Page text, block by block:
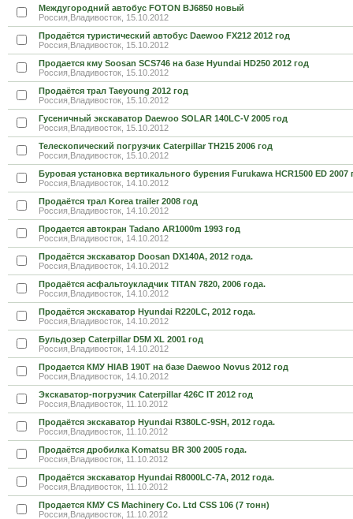
Междугородний автобус FOTON BJ6850 новый
Россия,Владивосток, 15.10.2012
Продаётся туристический автобус Daewoo FX212 2012 год
Россия,Владивосток, 15.10.2012
Продается кму Soosan SCS746 на базе Hyundai HD250 2012 год
Россия,Владивосток, 15.10.2012
Продаётся трал Taeyoung 2012 год
Россия,Владивосток, 15.10.2012
Гусеничный экскаватор Daewoo SOLAR 140LC-V 2005 год
Россия,Владивосток, 15.10.2012
Телескопический погрузчик Caterpillar TH215 2006 год
Россия,Владивосток, 15.10.2012
Буровая установка вертикального бурения Furukawa HCR1500 ED 2007
Россия,Владивосток, 14.10.2012
Продаётся трал Korea trailer 2008 год
Россия,Владивосток, 14.10.2012
Продается автокран Tadano AR1000m 1993 год
Россия,Владивосток, 14.10.2012
Продаётся экскаватор Doosan DX140A, 2012 года.
Россия,Владивосток, 14.10.2012
Продаётся асфальтоукладчик TITAN 7820, 2006 года.
Россия,Владивосток, 14.10.2012
Продаётся экскаватор Hyundai R220LC, 2012 года.
Россия,Владивосток, 14.10.2012
Бульдозер Caterpillar D5M XL 2001 год
Россия,Владивосток, 14.10.2012
Продается КМУ HIAB 190T на базе Daewoo Novus 2012 год
Россия,Владивосток, 14.10.2012
Экскаватор-погрузчик Caterpillar 426C IT 2012 год
Россия,Владивосток, 11.10.2012
Продаётся экскаватор Hyundai R380LC-9SH, 2012 года.
Россия,Владивосток, 11.10.2012
Продаётся дробилка Komatsu BR 300 2005 года.
Россия,Владивосток, 11.10.2012
Продаётся экскаватор Hyundai R8000LC-7A, 2012 года.
Россия,Владивосток, 11.10.2012
Продается КМУ CS Machinery Co. Ltd CSS 106 (7 тонн)
Россия,Владивосток, 11.10.2012